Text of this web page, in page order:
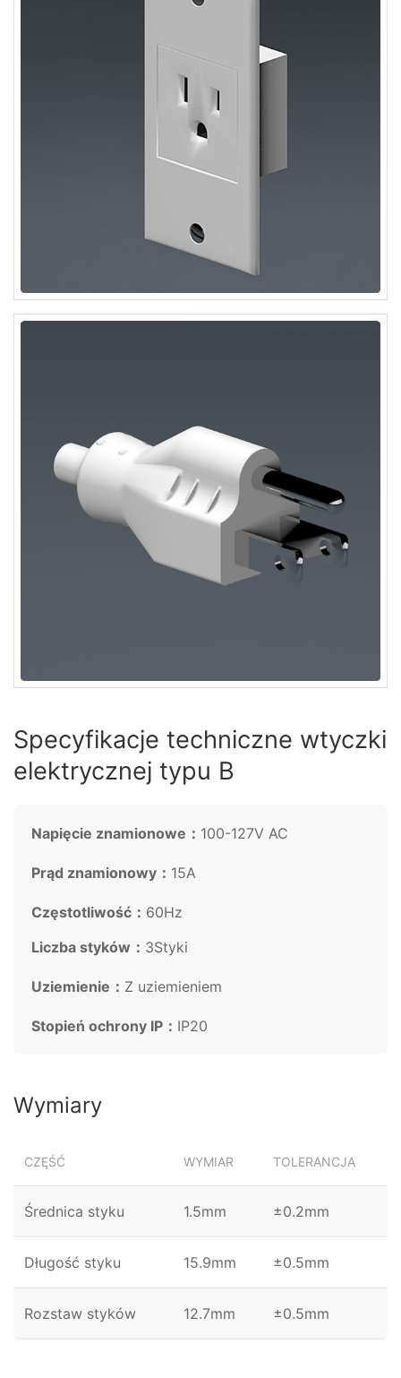
Specyfikacje techniczne wtyczki
elektrycznej typu B
Napięcie znamionowe： 100-127V AC
Prąd znamionowy： 15A
Częstotliwość： 60Hz
Liczba styków： 3Styki
Uziemienie： Z uziemieniem
Stopień ochrony IP： IP20
Wymiary
CZĘŚĆ WYMIAR TOLERANCJA
Średnica styku 1.5mm ±0.2mm
Długość styku 15.9mm ±0.5mm
Rozstaw styków 12.7mm ±0.5mm